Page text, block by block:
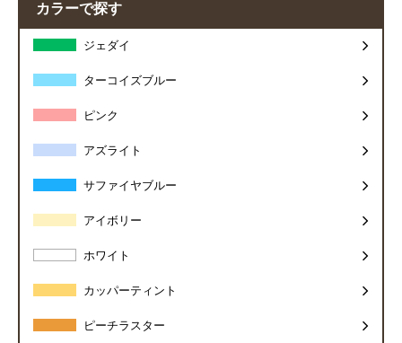
カラーで探す
ジェダイ
ターコイズブルー
ピンク
アズライト
サファイヤブルー
アイボリー
ホワイト
カッパーティント
ピーチラスター